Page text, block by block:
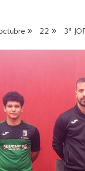
22 3ª